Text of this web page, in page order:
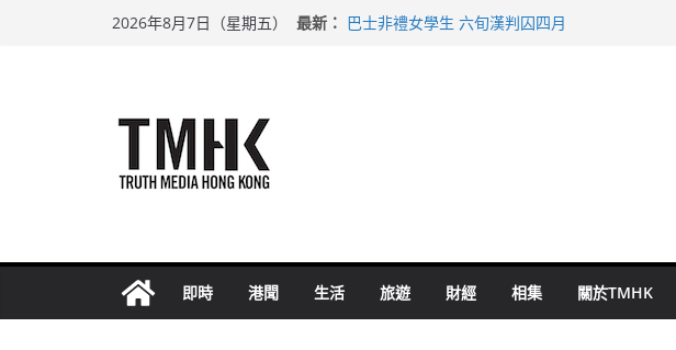
2026年8月7日（星期五） 最新： 巴士非禮女學生 六旬漢判囚四月
即時 港聞 生活 旅遊 財經 相集 關於TMHK